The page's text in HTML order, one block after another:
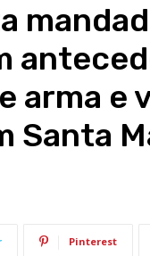
arma e
Santa
Pinterest